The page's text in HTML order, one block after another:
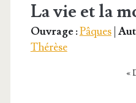
La vie et la
Ouvrage :Pâques|
Thérèse
«